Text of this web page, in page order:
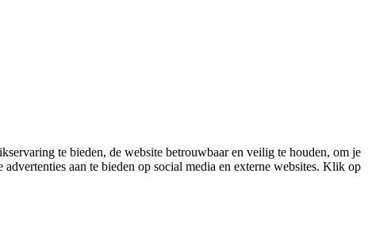
te bieden, de website betrouwbaar en veilig te houden, om je
aan te bieden op social media en externe websites. Klik op